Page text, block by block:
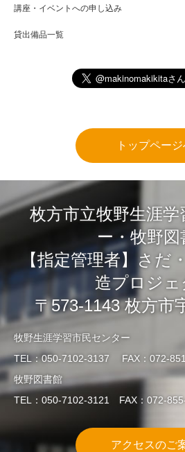
講座・イベントへの申し込み
貸出備品一覧
トップペー
枚方市立牧野生涯学
ー・牧野図
【指定管理者】さだ
造プロジェ
〒573-1143 枚方市
牧野生涯学習市民センター
TEL：050-7102-3137 FAX：072-
牧野図書館
TEL：050-7102-3121 FAX：072-
アクセスのご